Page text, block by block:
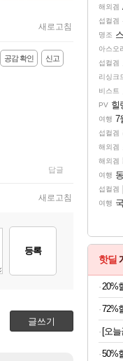
새로고침
신고
공감 확인
답글
새로고침
등록
글쓰기
해외겜
섭컬겜
명조
아스오
섭컬겜
리싱크
비스트
PV 힐
여행 7
섭컬겜
해외겜
해외겜
여행
섭컬겜
여행
핫딜